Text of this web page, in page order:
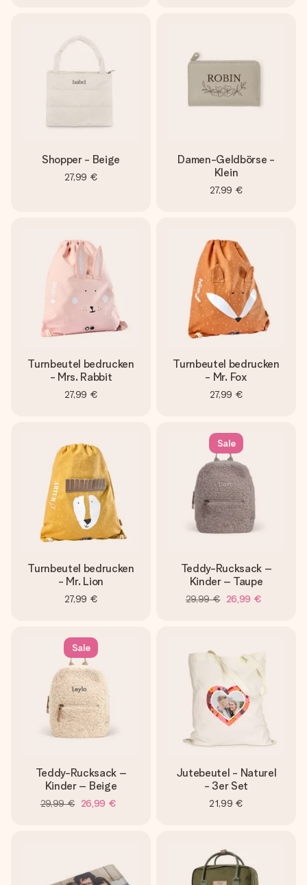
Shopper - Beige
27,99 €
Damen-Geldbörse -
Klein
27,99 €
Turnbeutel bedrucken
- Mrs. Rabbit
27,99 €
Turnbeutel bedrucken
- Mr. Fox
27,99 €
Turnbeutel bedrucken
- Mr. Lion
27,99 €
Sale
Teddy-Rucksack –
Kinder – Taupe
29,99 € 26,99 €
Sale
Teddy-Rucksack –
Kinder – Beige
29,99 € 26,99 €
Jutebeutel - Naturel
- 3er Set
21,99 €